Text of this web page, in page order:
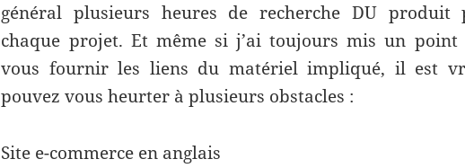
général plusieurs heures de recherche DU
chaque projet. Et même si j’ai toujours mis un point
vous fournir les liens du matériel impliqué, il est
pouvez vous heurter à plusieurs obstacles :
Site e-commerce en anglais